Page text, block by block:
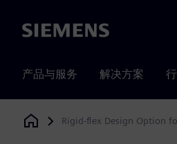
Siemens
产品与服务 解决方案
Siemens Digital Industries Software
Rigid-flex Design Option